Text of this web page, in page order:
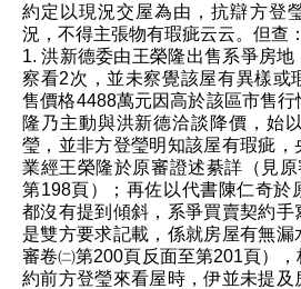
約定以現況交屋為由，抗辯方登
況，不得主張物有瑕疵云云。但查：
1. 洪新德委由王榮隆出售系爭房
察看2次，並未察覺該屋有異樣或
售價格4488萬元因高於該區市售
隆乃主動與洪新德洽談降價，始
瑩，並非方登瑩明知該屋有瑕疵，
業經王榮隆於原審證述綦詳（見
第198頁）；再佐以代書陳仁奇於
都沒有提到傾斜，系爭買賣契約手
是雙方要求記載，係就房屋有無
審卷㈡第200頁反面至第201頁）
約前方登瑩來看屋時，伊並未提及